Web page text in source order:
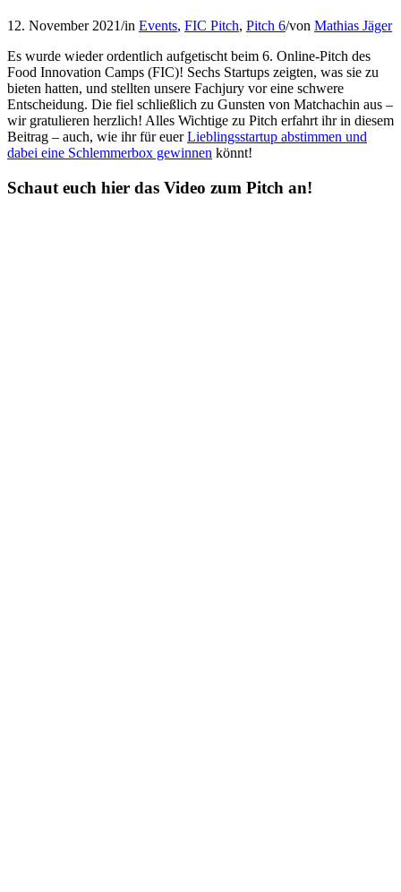
12. November 2021/in Events, FIC Pitch, Pitch 6/von Mathias Jäger
Es wurde wieder ordentlich aufgetischt beim 6. Online-Pitch des
Food Innovation Camps (FIC)! Sechs Startups zeigten, was sie zu
bieten hatten, und stellten unsere Fachjury vor eine schwere
Entscheidung. Die fiel schließlich zu Gunsten von Matchachin aus –
wir gratulieren herzlich! Alles Wichtige zu Pitch erfahrt ihr in diesem
Beitrag – auch, wie ihr für euerLieblingsstartup abstimmen und
dabei eine Schlemmerbox gewinnen könnt!
Schaut euch hier das Video zum Pitch an!